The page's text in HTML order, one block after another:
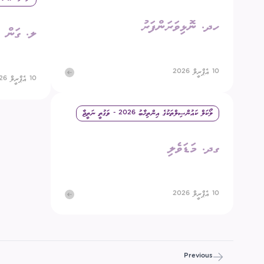
ހދ. ނޮޅިވަރަންފަރު
10 އެޕްރީލް 2026
ލޯކަލް ކައުންސިލްތަކުގެ އިންތިޚާބު 2026 - ވަގުތީ ނަތީޖާ
ގދ. މަޑަވެލި
10 އެޕްރީލް 2026
ލ. ގަން
10 އެޕްރީލް 2026
Previous